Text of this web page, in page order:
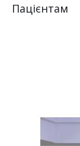
Пацієнтам